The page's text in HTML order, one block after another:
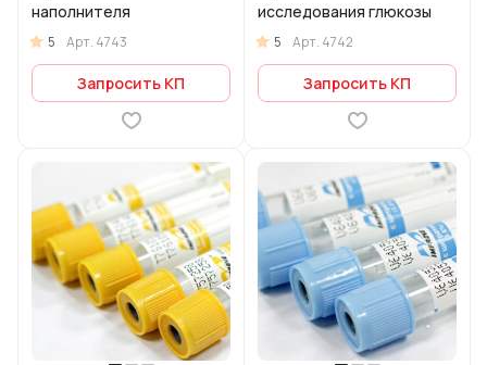
наполнителя
5 Арт. 4743
Запросить КП
исследования глюкозы
5 Арт. 4742
Запросить КП